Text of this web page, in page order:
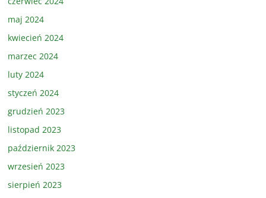
maj 2024
kwiecień 2024
marzec 2024
luty 2024
styczeń 2024
grudzień 2023
listopad 2023
październik 2023
wrzesień 2023
sierpień 2023